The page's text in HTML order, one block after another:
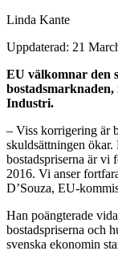
Linda Kante
Uppdaterad: 21
EU välkomnar den
Industri.
– Viss korrigering är
skuldsättningen ökar.
bostadspriserna är vi
2016. Vi anser
D’Souza, EU-
Han poängterade
bostadspriserna och
svenska ekonomin